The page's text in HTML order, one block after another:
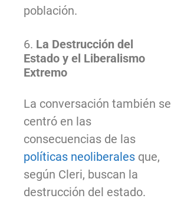
población.
6. La Destrucción del
Estado y el Liberalismo
Extremo
La conversación también se
centró en las
consecuencias de las
políticas neoliberales que,
según Cleri, buscan la
destrucción del estado.